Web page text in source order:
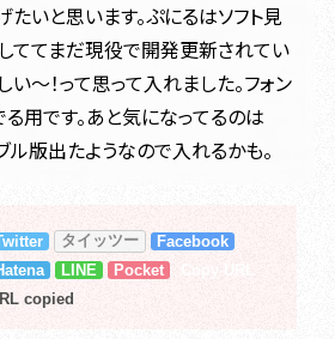
たいと思います。ぷにるはソフト見
ててまだ現役で開発更新されてい
～！って思って入れました。フォン
る用です。あと気になってるのは
ル版出たようなので入れるかも。
タイッツー
Facebook
LINE Pocket
copied